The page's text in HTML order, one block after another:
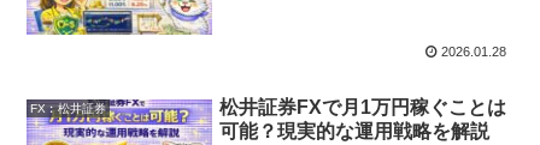
2026.01.28
FX︰松井証券
松井証券FXで月1万円稼ぐことは
可能？現実的な運用戦略を解説